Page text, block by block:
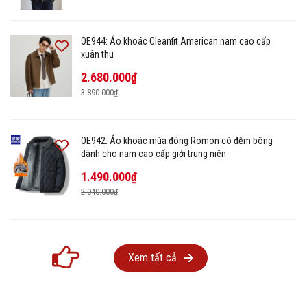
OE944: Áo khoác Cleanfit American nam cao cấp
xuân thu
2.680.000₫
3.890.000₫
OE942: Áo khoác mùa đông Romon có đệm bông
dành cho nam cao cấp giới trung niên
1.490.000₫
2.040.000₫
Xem tất cả